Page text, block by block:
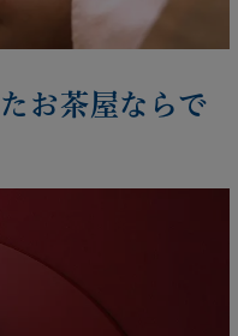
お茶屋ならで